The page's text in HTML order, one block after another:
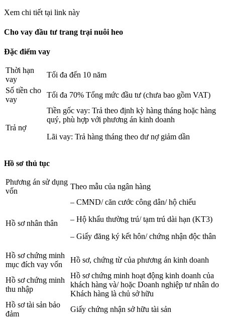
Xem chi tiết tại link này
Cho vay đầu tư trang trại nuôi heo
Đặc điểm vay
Thời hạn
vay
Tối đa đến 10 năm
Số tiền cho
vay
Tối đa 70% Tổng mức đầu tư (chưa bao gồm VAT)
Trả nợ
Tiền gốc vay: Trả theo định kỳ hàng tháng hoặc hàng
quý, phù hợp với phương án kinh doanh
Lãi vay: Trả hàng tháng theo dư nợ giảm dần
Hồ sơ thủ tục
Phương án sử dụng
vốn
Theo mẫu của ngân hàng
Hồ sơ nhân thân
– CMND/ căn cước công dân/ hộ chiếu
– Hộ khẩu thường trú/ tạm trú dài hạn (KT3)
– Giấy đăng ký kết hôn/ chứng nhận độc thân
Hồ sơ chứng minh
mục đích vay vốn
Hồ sơ, chứng từ của phương án kinh doanh
Hồ sơ chứng minh
thu nhập
Hồ sơ chứng minh hoạt động kinh doanh của
khách hàng và/ hoặc Doanh nghiệp tư nhân do
Khách hàng là chủ sở hữu
Hồ sơ tài sản bảo
đảm
Giấy chứng nhận sở hữu tài sản